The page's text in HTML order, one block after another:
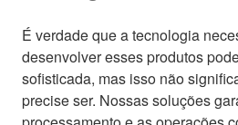
É verdade que a tecnologia
desenvolver esses produtos
sofisticada, mas isso não
precise ser. Nossas soluções